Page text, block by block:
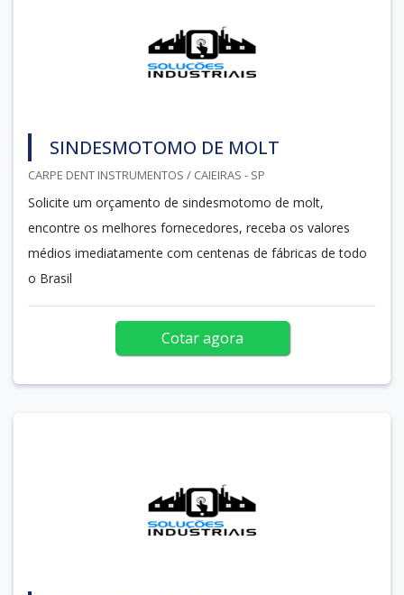
SINDESMOTOMO DE MOLT
CARPE DENT INSTRUMENTOS / CAIEIRAS - SP
Solicite um orçamento de sindesmotomo de molt,
encontre os melhores fornecedores, receba os valores
médios imediatamente com centenas de fábricas de todo
o Brasil
Cotar agora